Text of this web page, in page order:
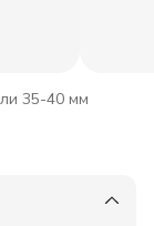
35-40 мм